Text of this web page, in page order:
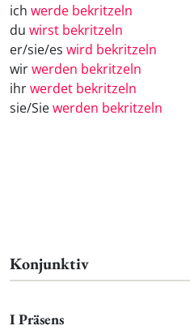
ich werde bekritzeln
du wirst bekritzeln
er/sie/es wird bekritzeln
wirwerden bekritzeln
ihrwerdet bekritzeln
sie/Siewerden bekritzeln
Konjunktiv
I Präsens